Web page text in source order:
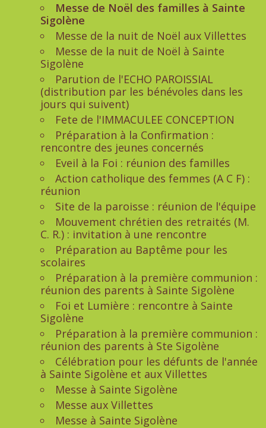
Messe de Noël des familles à Sainte
Sigolène
Messe de la nuit de Noël aux Villettes
Messe de la nuit de Noël à Sainte
Sigolène
Parution de l'ECHO PAROISSIAL
(distribution par les bénévoles dans les
jours qui suivent)
Fete de l'IMMACULEE CONCEPTION
Préparation à la Confirmation :
rencontre des jeunes concernés
Eveil à la Foi : réunion des familles
Action catholique des femmes (A C F) :
réunion
Site de la paroisse : réunion de l'équipe
Mouvement chrétien des retraités (M.
C. R.) : invitation à une rencontre
Préparation au Baptême pour les
scolaires
Préparation à la première communion :
réunion des parents à Sainte Sigolène
Foi et Lumière : rencontre à Sainte
Sigolène
Préparation à la première communion :
réunion des parents à Ste Sigolène
Célébration pour les défunts de l'année
à Sainte Sigolène et aux Villettes
Messe à Sainte Sigolène
Messe aux Villettes
Messe à Sainte Sigolène